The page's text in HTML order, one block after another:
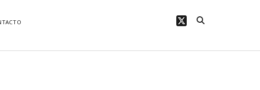
twitter